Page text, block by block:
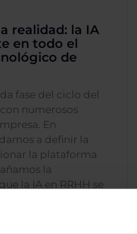
realidad: la IA
en todo el
de
fase del ciclo del
numerosos
En
a definir la
la plataforma
la
la IA en RRHH se
tangibles.